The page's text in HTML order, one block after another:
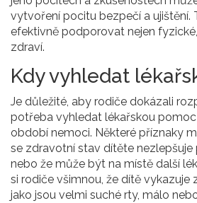
vytvoření pocitu bezpečí a
efektivně podporovat nejen
zdraví.
Kdy vyhledat
Je důležité, aby rodiče dokázali
potřeba vyhledat lékařskou
období nemoci. Některé příznaky
se zdravotní stav dítěte nezlepšuje
nebo že může být na místě další
si rodiče všimnou, že dítě vykazuje
jako jsou velmi suché rty, málo